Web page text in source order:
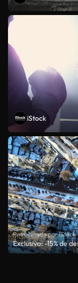
iStock
Patrocinado por iStock
Exclusivo: -15% de